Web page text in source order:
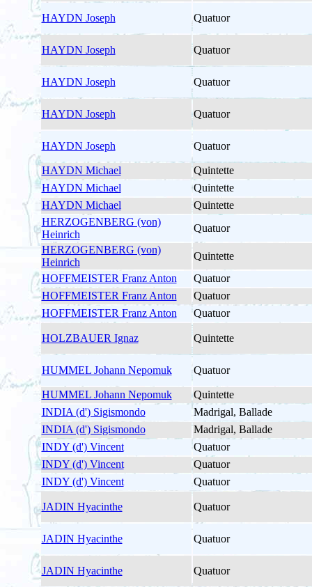
HAYDN Joseph Quatuor
HAYDN Joseph Quatuor
HAYDN Joseph Quatuor
HAYDN Joseph Quatuor
HAYDN Joseph Quatuor
HAYDN Michael
Quintette
HAYDN Michael
Quintette
HAYDN Michael
Quintette
HERZOGENBERG (von)
Heinrich
Quatuor
HERZOGENBERG (von)
Heinrich
Quintette
HOFFMEISTER Franz Anton
Quatuor
HOFFMEISTER Franz Anton
Quatuor
HOFFMEISTER Franz Anton
Quatuor
HOLZBAUER Ignaz Quintette
HUMMEL Johann Nepomuk Quatuor
HUMMEL Johann Nepomuk
Quintette
INDIA (d') Sigismondo
Madrigal, Ballade
INDIA (d') Sigismondo
Madrigal, Ballade
INDY (d') Vincent
Quatuor
INDY (d') Vincent
Quatuor
INDY (d') Vincent
Quatuor
JADIN Hyacinthe Quatuor
JADIN Hyacinthe Quatuor
JADIN Hyacinthe Quatuor